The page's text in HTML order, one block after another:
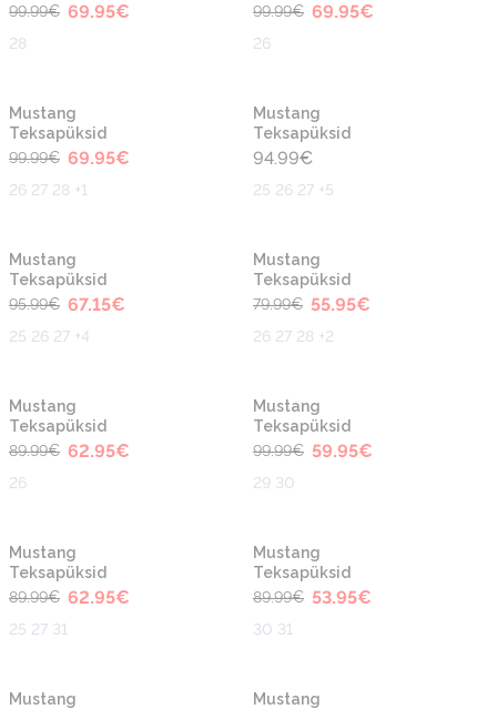
99.99€ 69.95€
28
99.99€ 69.95€
26
-30%
Mustang
Teksapüksid
99.99€ 69.95€
26 27 28 +1
Mustang
Teksapüksid
94.99€
25 26 27 +5
-30%
Mustang
Teksapüksid
95.99€ 67.15€
25 26 27 +4
-30%
Mustang
Teksapüksid
79.99€ 55.95€
26 27 28 +2
-30%
Mustang
Teksapüksid
89.99€ 62.95€
26
-40%
Mustang
Teksapüksid
99.99€ 59.95€
29 30
-30%
Mustang
Teksapüksid
89.99€ 62.95€
25 27 31
-40%
Mustang
Teksapüksid
89.99€ 53.95€
30 31
-40%
Mustang
-40%
Mustang